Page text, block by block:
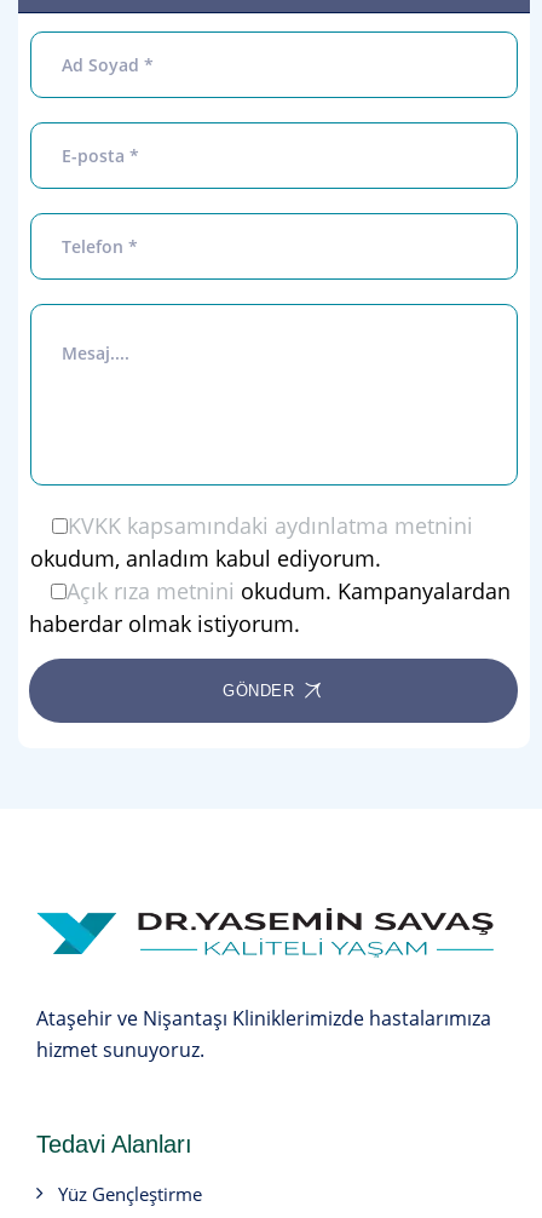
KVKK kapsamındaki aydınlatma metnini
okudum, anladım kabul ediyorum.
Açık rıza metnini okudum. Kampanyalardan
haberdar olmak istiyorum.
GÖNDER
Ataşehir ve Nişantaşı Kliniklerimizde hastalarımıza
hizmet sunuyoruz.
Tedavi Alanları
Yüz Gençleştirme